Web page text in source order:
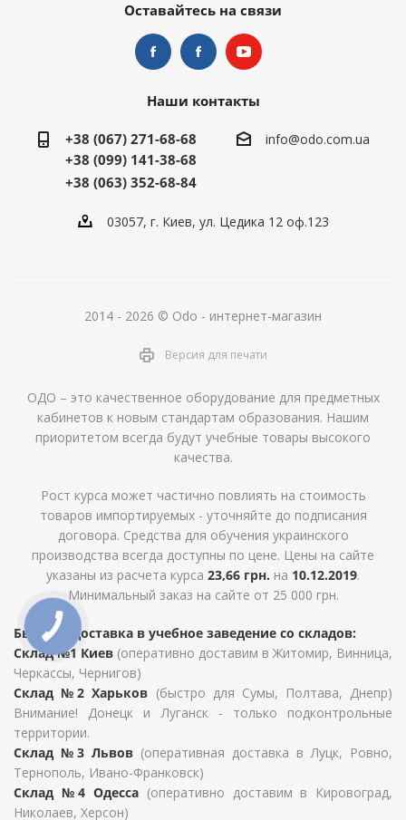
Оставайтесь на связи
Наши контакты
+38 (067) 271-68-68
+38 (099) 141-38-68
+38 (063) 352-68-84
info@odo.com.ua
03057, г. Киев, ул. Цедика 12 оф.123
2014 - 2026 © Odo - интернет-магазин
Версия для печати
ОДО – это качественное оборудование для предметных
кабинетов к новым стандартам образования. Нашим
приоритетом всегда будут учебные товары высокого
качества.
Рост курса может частично повлиять на стоимость
товаров импортируемых - уточняйте до подписания
договора. Средства для обучения украинского
производства всегда доступны по цене. Цены на сайте
указаны из расчета курса 23,66 грн. на 10.12.2019.
Минимальный заказ на сайте от 25 000 грн.
Быстрая доставка в учебное заведение со складов:
Склад №1 Киев (оперативно доставим в Житомир, Винница,
Черкассы, Чернигов)
Склад №2 Харьков (быстро для Сумы, Полтава, Днепр)
Внимание! Донецк и Луганск - только подконтрольные
территории.
Склад №3 Львов (оперативная доставка в Луцк, Ровно,
Тернополь, Ивано-Франковск)
Склад №4 Одесса (оперативно доставим в Кировоград,
Николаев, Херсон)